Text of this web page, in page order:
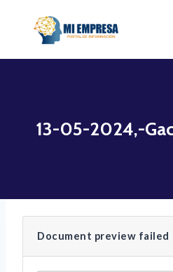
13-05-2024,-
Document preview failed